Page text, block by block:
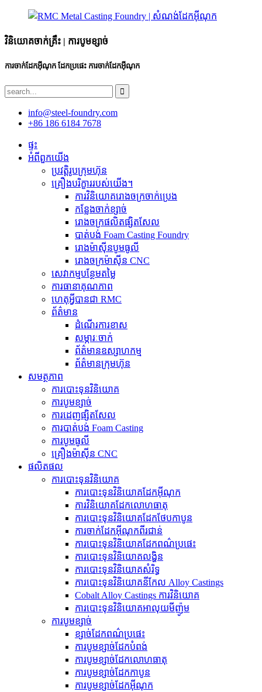
វិនិយោគចាក់គ្រឹះ | ការបូមខ្សាច់
ការចាក់ដែកអ៊ីណុក ដែកប្រផេះ ការចាក់ដែកអ៊ីណុក
info@steel-foundry.com
+86 186 6184 7678
ផ្ទះ
អំពីពួកយើង
ប្រវត្តិរូបក្រុមហ៊ុន
គ្រឿងបរិក្ខាររបស់យើង។
ការ​វិនិយោគ​រោង​ចក្រ​ចាក់​ប្រេង​
កន្លែងចាក់ខ្សាច់
រោងចក្រផលិតផ្សិតសែល
បាត់បង់ Foam Casting Foundry
រោងម៉ាស៊ីនបូមធូលី
រោងចក្រម៉ាស៊ីន CNC
សេវាកម្មបន្ថែមតម្លៃ
ការធានាគុណភាព
ហេតុអ្វីបានជា RMC
ព័ត៌មាន
ដំណើរការខាស
សម្ភារៈចាក់
ព័ត៌មានឧស្សាហកម្ម
ព័ត៌មានក្រុមហ៊ុន
សមត្ថភាព
ការបោះទុនវិនិយោគ
ការបូមខ្សាច់
ការដេញផ្សិតសែល
ការបាត់បង់ Foam Casting
ការបូមធូលី
គ្រឿងម៉ាស៊ីន CNC
ផលិតផល
ការបោះទុនវិនិយោគ
ការបោះទុនវិនិយោគដែកអ៊ីណុក
ការ​វិនិយោគ​ដែក​លោហធាតុ
ការបោះទុនវិនិយោគដែកថែបកាបូន
ការចាក់ដែកអ៊ីណុកពីរជាន់
ការបោះទុនវិនិយោគដែកពណ៌ប្រផេះ
ការបោះទុនវិនិយោគលង្ហិន
ការបោះទុនវិនិយោគសំរិទ្ធ
ការបោះទុនវិនិយោគនីកែល Alloy Castings
Cobalt Alloy Castings ការវិនិយោគ
ការបោះទុនវិនិយោគអាលុយមីញ៉ូម
ការបូមខ្សាច់
ខ្សាច់ដែកពណ៌ប្រផេះ
ការបូមខ្សាច់ដែកបំពង់
ការ​បូម​ខ្សាច់​ដែក​លោហធាតុ
ការបូមខ្សាច់ដែកកាបូន
ការបូមខ្សាច់ដែកអ៊ីណុក